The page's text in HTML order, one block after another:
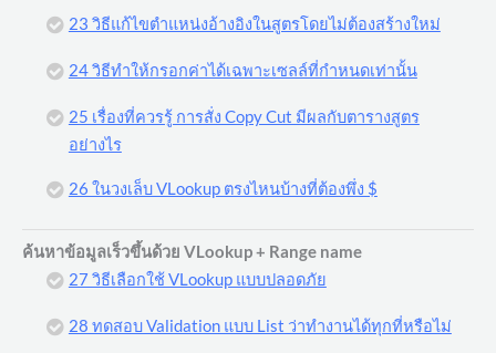
23 วิธีแก้ไขตำแหน่งอ้างอิงในสูตรโดยไม่ต้องสร้างใหม่
24 วิธีทำให้กรอกค่าได้เฉพาะเซลล์ที่กำหนดเท่านั้น
25 เรื่องที่ควรรู้ การสั่ง Copy Cut มีผลกับตารางสูตร
อย่างไร
26 ในวงเล็บ VLookup ตรงไหนบ้างที่ต้องพึ่ง $
ค้นหาข้อมูลเร็วขึ้นด้วย VLookup + Range name
27 วิธีเลือกใช้ VLookup แบบปลอดภัย
28 ทดสอบ Validation แบบ List ว่าทำงานได้ทุกที่หรือไม่